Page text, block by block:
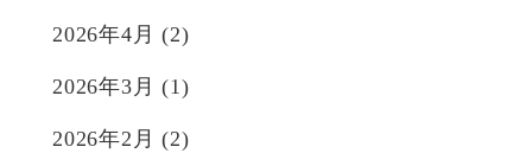
2026年4月 (2)
2026年3月 (1)
2026年2月 (2)